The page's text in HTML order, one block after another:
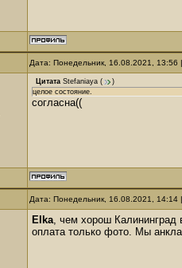
Дата: Понедельник, 16.08.2021,
Цитата Stefaniaya (
)
целое состояние.
согласна((
Дата: Понедельник, 16.08.2021,
Elka, чем хорош Калининград
оплата только фото. Мы